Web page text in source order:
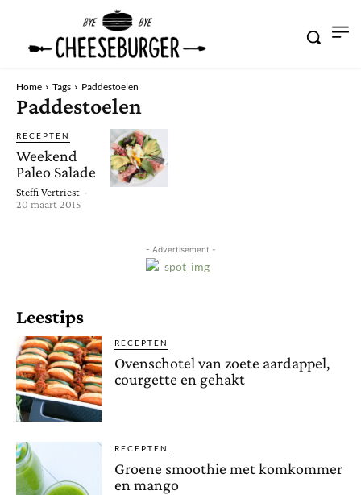
Home Tags Paddestoelen
Paddestoelen
RECEPTEN
Weekend
Paleo Salade
Steffi Vertriest -
20 maart 2015
- Advertisement -
Leestips
RECEPTEN
Ovenschotel van zoete aardappel,
courgette en gehakt
RECEPTEN
Groene smoothie met komkommer
en mango